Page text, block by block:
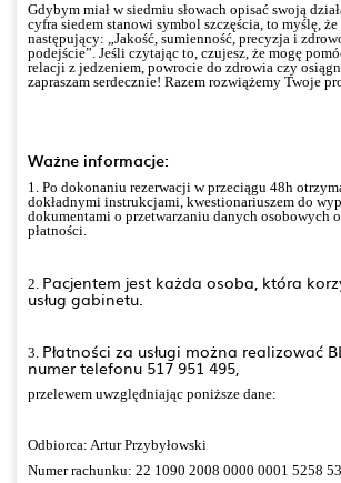
Gdybym miał w siedmiu słowach opisać swoją
cyfra siedem stanowi symbol szczęścia, to myślę,
następujący: „Jakość, sumienność, precyzja i
podejście”. Jeśli czytając to, czujesz, że mogę
relacji z jedzeniem, powrocie do zdrowia czy
zapraszam serdecznie! Razem rozwiążemy Twoje
Ważne informacje:
1. Po dokonaniu rezerwacji w przeciągu 48h
dokładnymi instrukcjami, kwestionariuszem do
dokumentami o przetwarzaniu danych osobowych
płatności.
2. Pacjentem jest każda osoba, która
usług gabinetu.
3. Płatności za usługi można realizować
numer telefonu 517 951 495,
przelewem uwzględniając poniższe dane:
Odbiorca: Artur Przybyłowski
Numer rachunku: 22 1090 2008 0000 0001 5258